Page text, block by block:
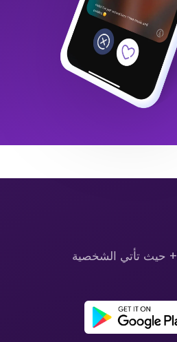
تطبيق المواعدة LGBTQ+ حيث تأتي الشخصية